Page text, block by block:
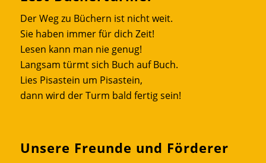
Der Weg zu Büchern ist nicht weit.
Sie haben immer für dich Zeit!
Lesen kann man nie genug!
Langsam türmt sich Buch auf Buch.
Lies Pisastein um Pisastein,
dann wird der Turm bald fertig sein!
Unsere Freunde und Förderer